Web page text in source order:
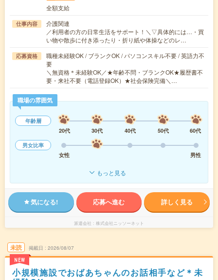
全額支給
仕事内容
介護関連
／利用者の方の日常生活をサポート！＼▽具体的には…・買
い物や散歩に付き添ったり・折り紙や体操などのレ…
応募資格
職種未経験OK / ブランクOK / パソコンスキル不要 / 英語力不
要
＼無資格＊未経験OK／★年齢不問・ブランクOK★履歴書不
要・来社不要（電話登録OK）★社会保険完備＼…
職場の雰囲気
年齢層
20代
30代 40代 50代
60代
男女比率
女性
男性
もっと見る
気になる! 応募へ進む 詳しく見る
派遣会社 株式会社ニッソーネット
未読
NEW
掲載日 2026/08/07
小規模施設でおばあちゃんのお話相手など＊未